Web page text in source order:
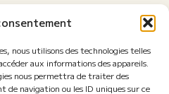
nous utilisons des technologies telles
aux informations des appareils.
nous permettra de traiter des
de navigation ou les ID uniques sur ce
des objectifs